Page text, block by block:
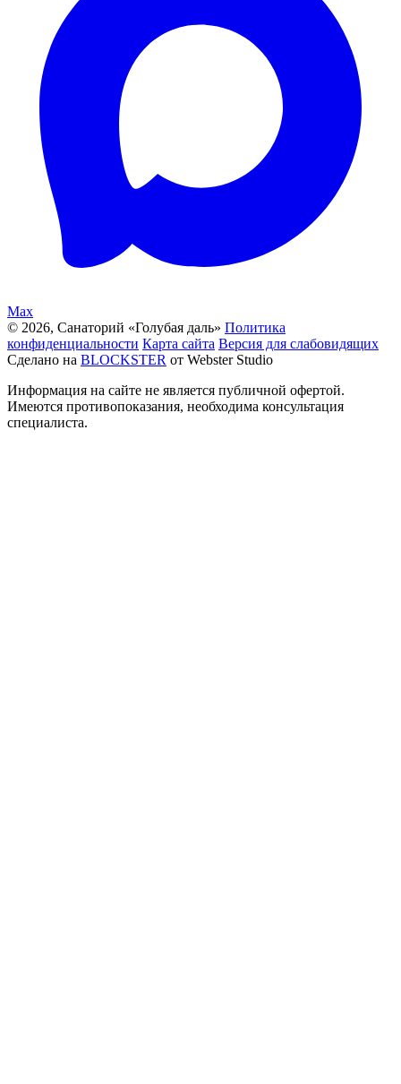
Max
© 2026, Санаторий «Голубая даль» Политика
конфиденциальности Карта сайта Версия для слабовидящих
Сделано на BLOCKSTER от Webster Studio
Информация на сайте не является публичной офертой.
Имеются противопоказания, необходима консультация
специалиста.